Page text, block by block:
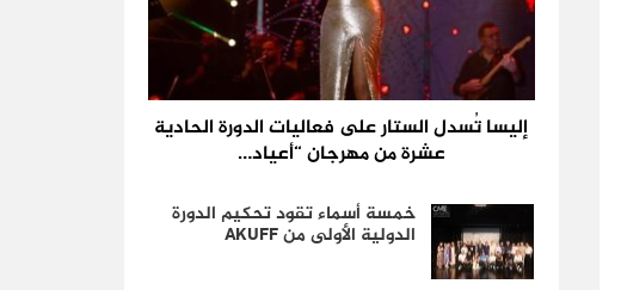
إليسا تُسدل الستار على فعاليات الدورة الحادية
عشرة من مهرجان “أعياد…
خمسة أسماء تقود تحكيم الدورة
الدولية الأولى من AKUFF